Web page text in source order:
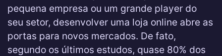
pequena empresa ou um grande player do
seu setor, desenvolver uma loja online abre as
portas para novos mercados. De fato,
segundo os últimos estudos, quase 80% dos